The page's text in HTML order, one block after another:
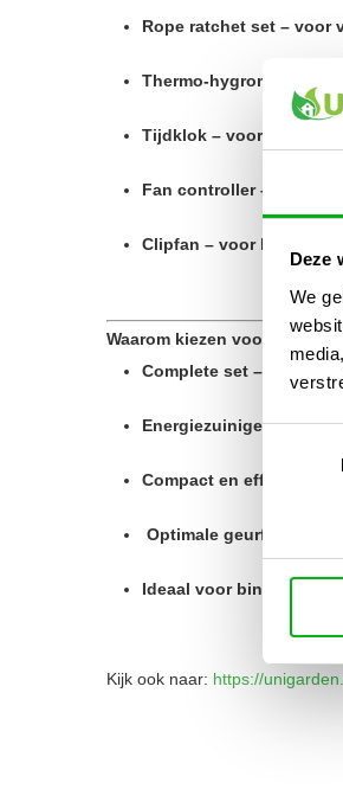
Deze
We
Rope ratchet set – voor
Thermo-hygrometer –
Tijdklok – voor
Fan controller – voor
Clipfan – voor
Waarom kiezen voor deze
Complete set – direct
Energiezuinige en
Compact en efficiënt
Optimale geurfiltering
Ideaal voor
Kijk ook naar: https://